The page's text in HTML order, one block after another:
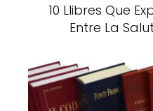
10 Llibres Que
Entre La